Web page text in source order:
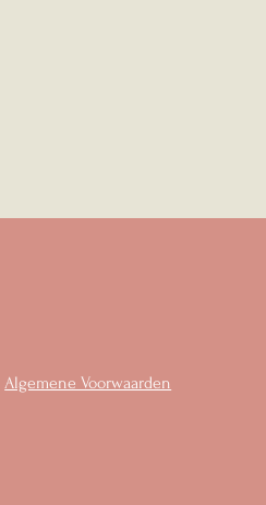
Algemene Voorwaarden